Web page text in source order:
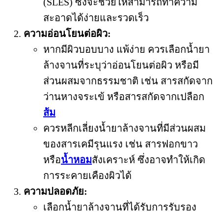
สะอาดได้ง่ายและรวดเร็ว
ความอ่อนโยนต่อผิว:
หากมีผิวบอบบาง แพ้ง่าย ควรเลือกน้ำยา
ล้างจานที่ระบุว่าอ่อนโยนต่อผิว หรือมี
ส่วนผสมจากธรรมชาติ เช่น สารสกัดจาก
ว่านหางจระเข้ หรือสารสกัดจากเปลือก
ส้ม
ควรหลีกเลี่ยงน้ำยาล้างจานที่มีส่วนผสม
ของสารเคมีรุนแรง เช่น สารฟอกขาว
หรือน้ำหอมสังเคราะห์ ซึ่งอาจทำให้เกิด
การระคายเคืองผิวได้
ความปลอดภัย:
เลือกน้ำยาล้างจานที่ได้รับการรับรอง